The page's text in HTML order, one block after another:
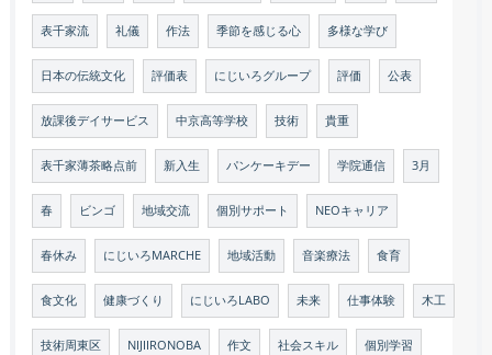
表千家流 礼儀 作法 季節を感じる心 多様な学び
日本の伝統文化 評価表 にじいろグループ 評価 公表
放課後デイサービス 中京高等学校 技術 貴重
表千家薄茶略点前 新入生 パンケーキデー 学院通信 3月
春 ビンゴ 地域交流 個別サポート NEOキャリア
春休み にじいろMARCHE 地域活動 音楽療法 食育
食文化 健康づくり にじいろLABO 未来 仕事体験 木工
技術周東区 NIJIIRONOBA 作文 社会スキル 個別学習